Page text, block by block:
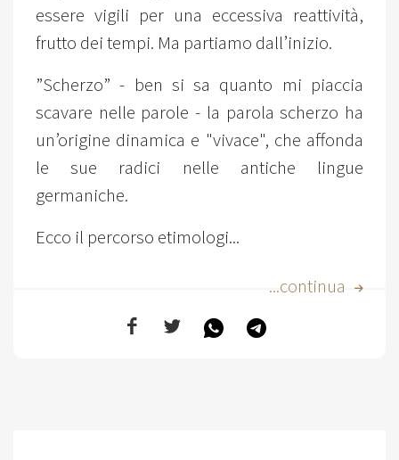
essere vigili per una eccessiva reattività,
frutto dei tempi. Ma partiamo dall’inizio.
”Scherzo” - ben si sa quanto mi piaccia
scavare nelle parole - la parola scherzo ha
un’origine dinamica e "vivace", che affonda
le sue radici nelle antiche lingue
germaniche.
Ecco il percorso etimologi...
...continua